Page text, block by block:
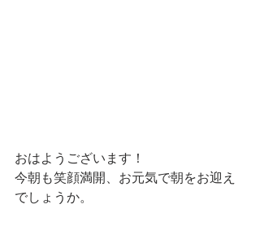
おはようございます！
今朝も笑顔満開、お元気で朝をお迎え
でしょうか。